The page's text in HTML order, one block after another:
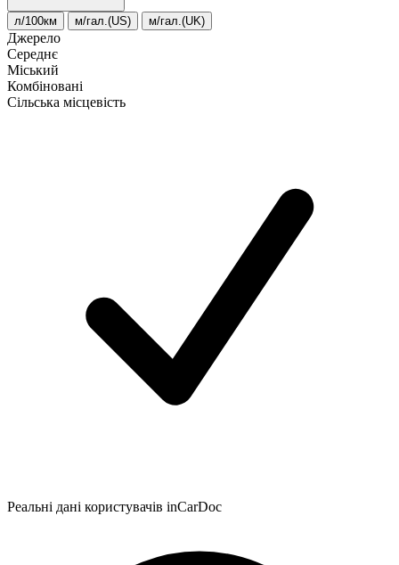
л/100км м/гал.(US) м/гал.(UK)
Джерело
Середнє
Міський
Комбіновані
Сільська місцевість
Реальні дані користувачів inCarDoc